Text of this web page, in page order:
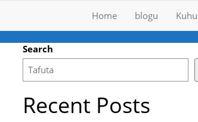
Home blogu
Search
Recent Posts